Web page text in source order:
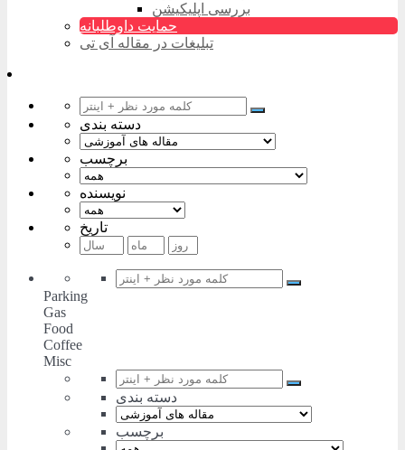
بررسی اپلیکیشن
حمایت داوطلبانه
تبلیغات در مقاله آی تی
دسته بندی
برچسب
نویسنده
تاریخ
Parking
Gas
Food
Coffee
Misc
دسته بندی
برچسب